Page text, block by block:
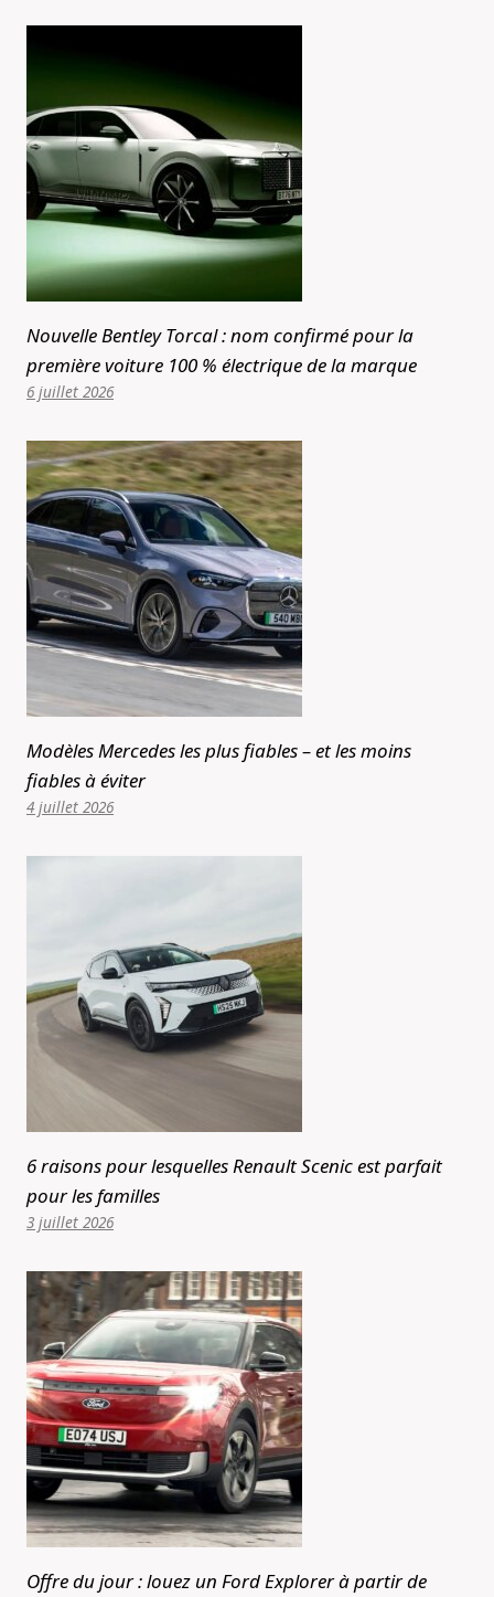
Nouvelle Bentley Torcal : nom confirmé pour la
première voiture 100 % électrique de la marque
6 juillet 2026
Modèles Mercedes les plus fiables – et les moins
fiables à éviter
4 juillet 2026
6 raisons pour lesquelles Renault Scenic est parfait
pour les familles
3 juillet 2026
Offre du jour : louez un Ford Explorer à partir de